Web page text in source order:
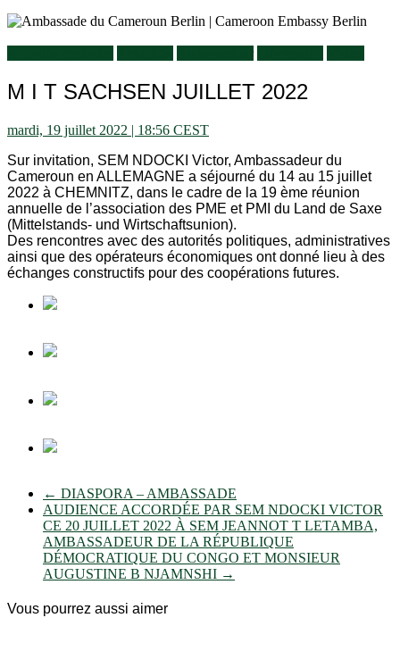
M I T SACHSEN JUILLET 2022
mardi, 19 juillet 2022 | 18:56 CEST
Sur invitation, SEM NDOCKI Victor, Ambassadeur du
Cameroun en ALLEMAGNE a séjourné du 14 au 15 juillet
2022 à CHEMNITZ, dans le cadre de la 19 ème réunion
annuelle de l’association des PME et PMI du Land de Saxe
(Mittelstands- und Wirtschaftsunion).
Des rencontres avec des autorités politiques, administratives
ainsi que des opérateurs économiques ont donné lieu à des
échanges constructifs pour des coopérations futures.
← DIASPORA – AMBASSADE
AUDIENCE ACCORDÉE PAR SEM NDOCKI VICTOR
CE 20 JUILLET 2022 À SEM JEANNOT T LETAMBA,
AMBASSADEUR DE LA RÉPUBLIQUE
DÉMOCRATIQUE DU CONGO ET MONSIEUR
AUGUSTINE B NJAMNSHI →
Vous pourrez aussi aimer